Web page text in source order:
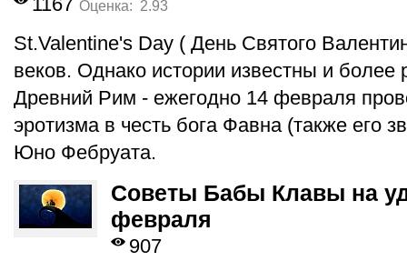
Оценка: 2.93
St.Valentine's Day ( День Святого
веков. Однако истории известны и
Древний Рим - ежегодно 14 февраля
эротизма в честь бога Фавна (также его
Юно Фебруата.
Советы Бабы Клавы на
февраля
907